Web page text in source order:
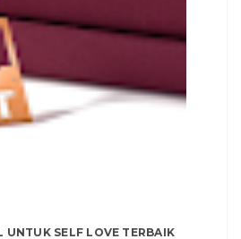
UNTUK SELF LOVE TERBAIK